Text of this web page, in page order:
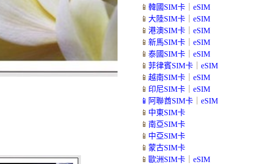
📱 韓國SIM卡｜ eSIM
📱 大陸SIM卡｜ eSIM
📱 港澳SIM卡｜ eSIM
📱 新馬SIM卡｜ eSIM
📱 泰國SIM卡｜ eSIM
📱 菲律賓SIM卡｜ eSIM
📱 越南SIM卡｜ eSIM
📱 印尼SIM卡｜ eSIM
📱 阿聯酋SIM卡｜ eSIM
📱 中東SIM卡
📱 南亞SIM卡
📱 中亞SIM卡
📱 蒙古SIM卡
📱 歐洲SIM卡｜ eSIM